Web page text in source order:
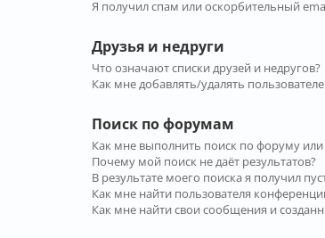
Я получил спам или оскорбительный
Друзья и недруги
Что означают списки друзей и недругов?
Как мне добавлять/удалять
Поиск по форумам
Как мне выполнить поиск по форуму
Почему мой поиск не даёт результатов?
В результате моего поиска я получил
Как мне найти пользователя
Как мне найти свои сообщения и